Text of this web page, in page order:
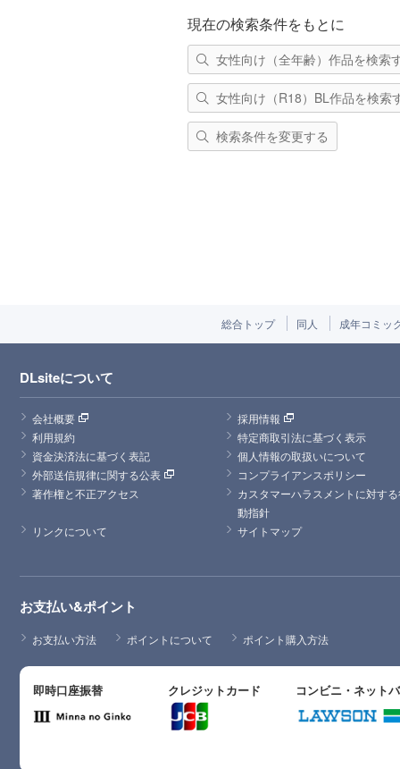
現在の検索条件をもとに
女性向け（全年齢）作品を検索
女性向け（R18）BL作品を検索
検索条件を変更する
総合トップ 同人 成年コミッ
DLsiteについて
会社概要
採用情報
利用規約
特定商取引法に基づく表示
資金決済法に基づく表記
個人情報の取扱いについて
外部送信規律に関する公表
コンプライアンスポリシー
著作権と不正アクセス
カスタマーハラスメントに対す
動指針
リンクについて
サイトマップ
お支払い&ポイント
お支払い方法 ポイントについて ポイント購入方法
即時口座振替 クレジットカード コンビニ・ネット